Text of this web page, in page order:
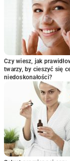
Czy wiesz, jak
twarzy, by cieszyć się
niedoskonałości?